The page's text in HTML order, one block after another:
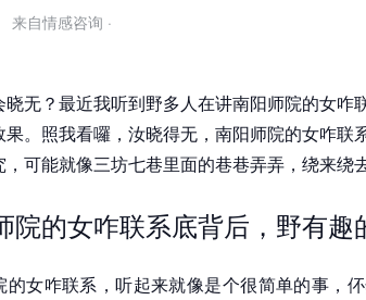
来自情感咨询 ·
晓无？最近我听到野多人在讲南阳师院的女咋
果。照我看囉，汝晓得无，南阳师院的女咋联
可能就像三坊七巷里面的巷巷弄弄，绕来绕
院的女咋联系底背后，野有趣
的女咋联系，听起来就像是个很简单的事，